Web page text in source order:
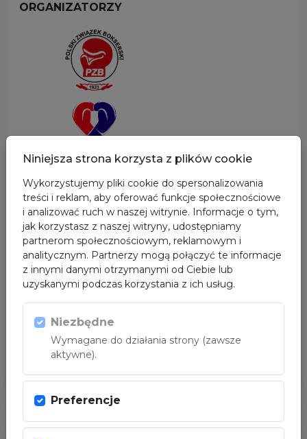
ORGANIZATORZY
SPONSOR GŁÓWNY
PARTNER
Niniejsza strona korzysta z plików cookie
Wykorzystujemy pliki cookie do spersonalizowania
treści i reklam, aby oferować funkcje społecznościowe
i analizować ruch w naszej witrynie. Informacje o tym,
jak korzystasz z naszej witryny, udostępniamy
partnerom społecznościowym, reklamowym i
analitycznym. Partnerzy mogą połączyć te informacje
z innymi danymi otrzymanymi od Ciebie lub
uzyskanymi podczas korzystania z ich usług.
Niezbędne
Wymagane do działania strony (zawsze
aktywne).
Preferencje